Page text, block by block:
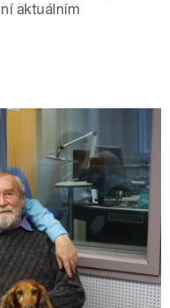
aktuálním